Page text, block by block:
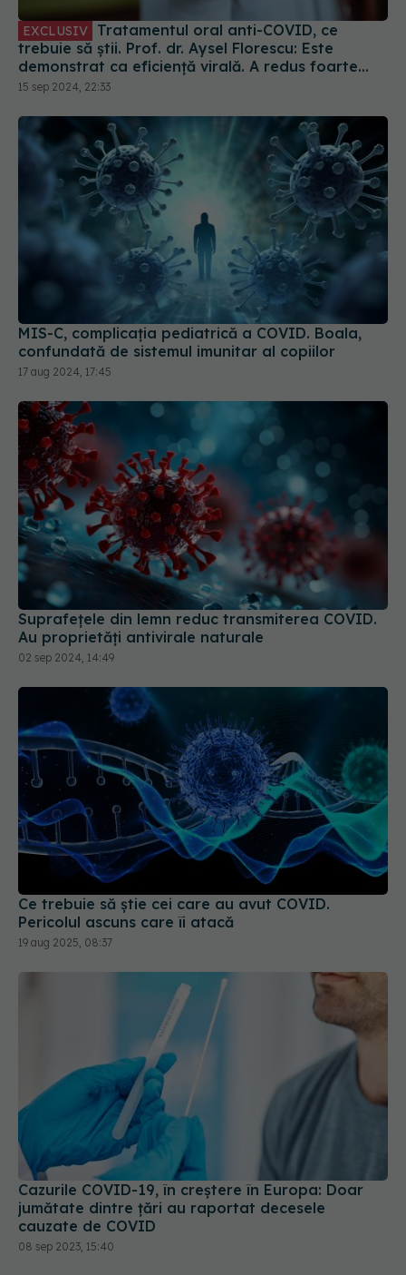
EXCLUSIV
trebuie să știi. Prof. dr. Aysel Florescu: Este
demonstrat ca eficiență virală. A redus foarte
mult riscul de spitalizare
15 sep 2024, 22:33
MIS-C, complicația pediatrică a COVID. Boala,
confundată de sistemul imunitar al copiilor
17 aug 2024, 17:45
Suprafețele din lemn reduc transmiterea COVID.
Au proprietăți antivirale naturale
02 sep 2024, 14:49
Ce trebuie să știe cei care au avut COVID.
Pericolul ascuns care îi atacă
19 aug 2025, 08:37
Cazurile COVID-19, în creștere în Europa: Doar
jumătate dintre țări au raportat decesele
cauzate de COVID
08 sep 2023, 15:40